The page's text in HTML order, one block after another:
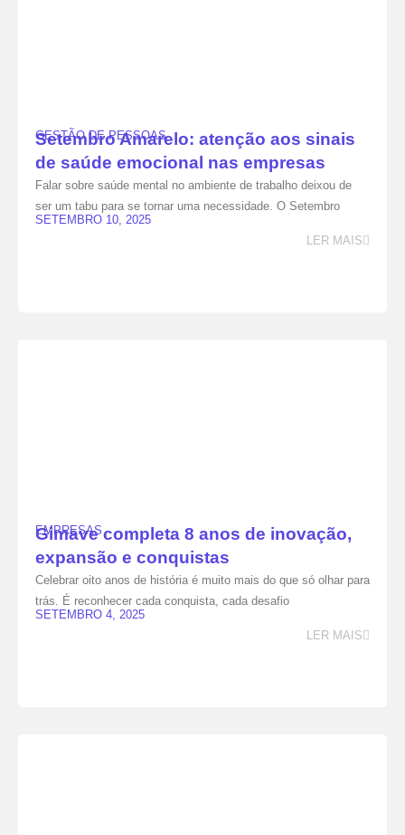
GESTÃO DE PESSOAS
Setembro Amarelo: atenção aos sinais
de saúde emocional nas empresas
Falar sobre saúde mental no ambiente de trabalho deixou de
ser um tabu para se tornar uma necessidade. O Setembro
SETEMBRO 10, 2025
LER MAIS
EMPRESAS
Gimave completa 8 anos de inovação,
expansão e conquistas
Celebrar oito anos de história é muito mais do que só olhar para
trás. É reconhecer cada conquista, cada desafio
SETEMBRO 4, 2025
LER MAIS